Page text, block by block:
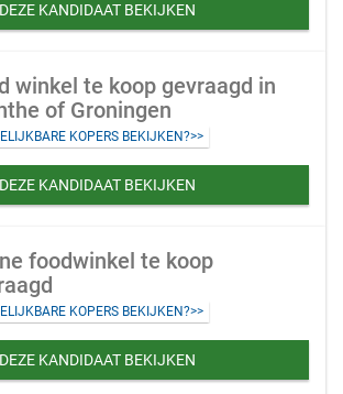
DEZE KANDIDAAT BEKIJKEN
winkel te koop gevraagd in
of Groningen
KOPERS BEKIJKEN?>>
DEZE KANDIDAAT BEKIJKEN
foodwinkel te koop
KOPERS BEKIJKEN?>>
DEZE KANDIDAAT BEKIJKEN